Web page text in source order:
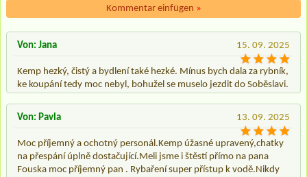
Kommentar einfügen »
15. 09. 2025
Von: Jana
Kemp hezký, čistý a bydlení také hezké. Mínus bych dala za rybník,
ke koupání tedy moc nebyl, bohužel se muselo jezdit do Soběslavi.
13. 09. 2025
Von: Pavla
Moc příjemný a ochotný personál.Kemp úžasné upravený,chatky
na přespání úplně dostačující.Meli jsme i štěstí přímo na pana
Fouska moc příjemný pan . Rybaření super přístup k vodě.Nikdy